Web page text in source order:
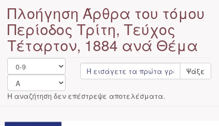
Πλοήγηση Άρθρα του τόμου
Περίοδος Τρίτη, Τεύχος
Τέταρτον, 1884 ανά Θέμα
Ψάξε
Η αναζήτηση δεν επέστρεψε αποτελέσματα.